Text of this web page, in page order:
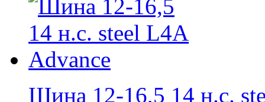
Шина 12-16,5 14 н.с.